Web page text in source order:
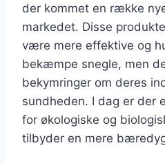
der kommet en række
markedet. Disse
være mere effektive og
bekæmpe snegle, men
bekymringer om deres
sundheden. I dag er der
for økologiske og
tilbyder en mere